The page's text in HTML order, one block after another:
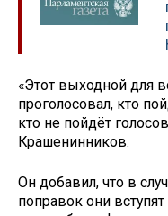
«Этот выходной для
проголосовал, кто
кто не пойдёт
Крашенинников.
Он добавил, что в
поправок они